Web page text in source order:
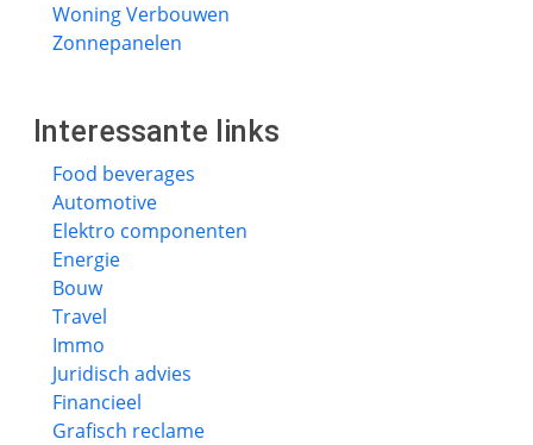
Woning Verbouwen
Zonnepanelen
Interessante links
Food beverages
Automotive
Elektro componenten
Energie
Bouw
Travel
Immo
Juridisch advies
Financieel
Grafisch reclame